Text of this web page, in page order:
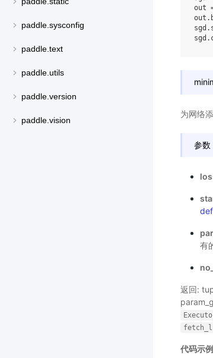
paddle.sysconfig
paddle.text
paddle.utils
paddle.version
paddle.vision
out
out .
sgd .
sgd .
为网络
参数
有
返回:
代码示例